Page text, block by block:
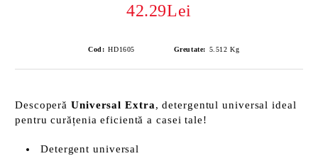
42.29Lei
Cod: HD1605 Greutate: 5.512 Kg
Descoperă Universal Extra, detergentul universal ideal
pentru curățenia eficientă a casei tale!
Detergent universal